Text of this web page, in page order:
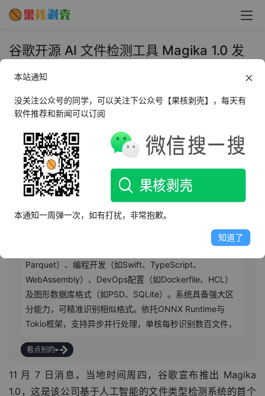
谷歌开源 AI 文件检测工具 Magika 1.0 发
核剥壳
2025年11月7日 下午2:17
AI摘要
此内容由AI根据文章内容自动生成，并已由人工审核
谷歌于11月7日发布Magika 1.0稳定版，这是其基于AI的文
件类型检测系统首次采用Rust语言全面重构，显著提升性
能与内存安全性。新版支持200多种文件格式，是此前版本
Parquet）、编程开发（如Swift、TypeScript、
WebAssembly）、DevOps配置（如Dockerfile、HCL）
及图形数据库格式（如PSD、SQLite）。系统具备强大区
分能力，可精准识别相似格式。依托ONNX Runtime与
Tokio框架，支持异步并行处理，单核每秒识别数百文件，
11 月 7 日消息，当地时间周四，谷歌宣布推出 Magika
本站通知
没关注公众号的同学，可以关注下公众号【果核剥壳】，每天有
软件推荐和新闻可以订阅
本通知一周弹一次，如有打扰，非常抱歉。
知道了